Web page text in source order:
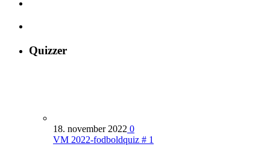
Quizzer
18. november 2022 0
VM 2022-fodboldquiz # 1